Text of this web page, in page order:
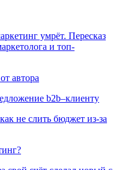
умрёт. Пересказ
и топ-
автора
b2b–клиенту
не слить бюджет из-за